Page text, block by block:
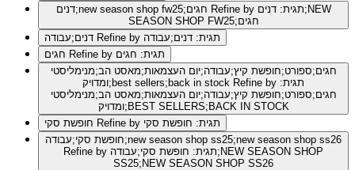
Refine by תגית: דנים;NEW
SEASON SHOP FW25;חגים
Refine by תגית: דנים;עבודה
Refine by תגית: חגים
חגים;ספורט;חופשת קיץ;עבודה;יום העצמאות;מאסט הב;מנימליסטי
ומדויק;best sellers;back in stock Refine by תגית:
חגים;ספורט;חופשת קיץ;עבודה;יום העצמאות;מאסט הב;מנימליסטי
ומדויק;BEST SELLERS;BACK IN STOCK
Refine by תגית: חופשת סקי
חופשת סקי;עבודה;new season shop ss25;new season shop ss26
Refine by תגית: חופשת סקי;עבודה;NEW SEASON SHOP
SS25;NEW SEASON SHOP SS26